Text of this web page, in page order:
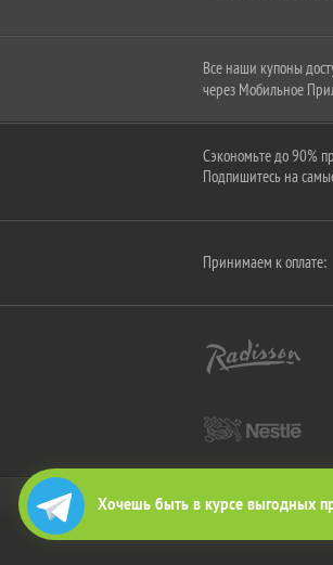
Хочешь быть в курсе выгодных
Все наши купоны
через Мобильное
Сэкономьте до 90%
Подпишитесь на
Принимаем к оплате:
2010-2026 ©
Все права на